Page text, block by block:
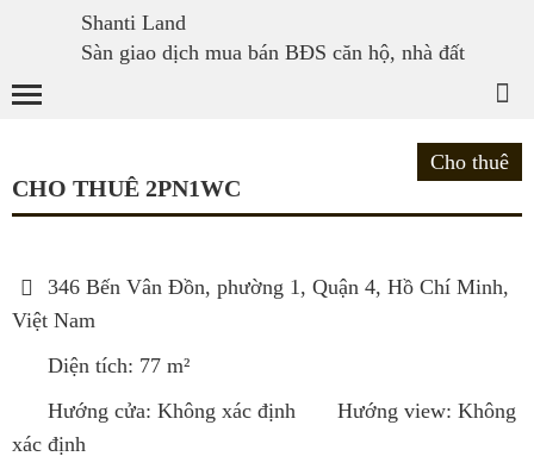
Shanti Land
Sàn giao dịch mua bán BĐS căn hộ, nhà đất
CHO THUÊ 2PN1WC
Cho thuê
346 Bến Vân Đồn, phường 1, Quận 4, Hồ Chí Minh,
Việt Nam
Diện tích: 77 m²
Hướng cửa: Không xác định
Hướng view: Không
xác định